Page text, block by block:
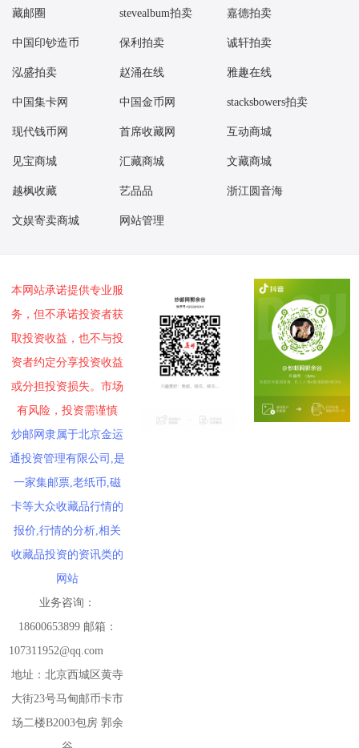
藏邮圈 stevealbum拍卖 嘉德拍卖
中国印钞造币 保利拍卖 诚轩拍卖
泓盛拍卖 赵涌在线 雅趣在线
中国集卡网 中国金币网 stacksbowers拍卖
现代钱币网 首席收藏网 互动商城
见宝商城 汇藏商城 文藏商城
越枫收藏 艺品品 浙江圆音海
文娱寄卖商城 网站管理
本网站承诺提供专业服
务，但不承诺投资者获
取投资收益，也不与投
资者约定分享投资收益
或分担投资损失。市场
有风险，投资需谨慎
炒邮网隶属于北京金运
通投资管理有限公司,是
一家集邮票,老纸币,磁
卡等大众收藏品行情的
报价,行情的分析,相关
收藏品投资的资讯类的
网站
业务咨询：
18600653899 邮箱：
107311952@qq.com
地址：北京西城区黄寺
大街23号马甸邮币卡市
场二楼B2003包房 郭余